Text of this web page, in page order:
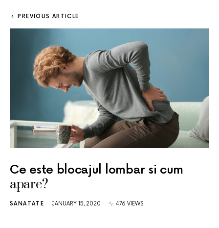
PREVIOUS ARTICLE
Ce este blocajul lombar si cum
apare?
SANATATE JANUARY 15, 2020 476 VIEWS